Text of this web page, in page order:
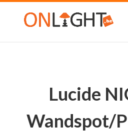
Lucide
Wandspot/